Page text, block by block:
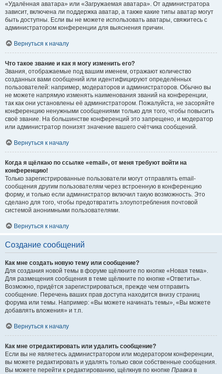
«Удалённая аватара» или «Загружаемая аватара». От администратора
зависит, включена ли поддержка аватар, а также какие типы аватар могут
быть доступны. Если вы не можете использовать аватары, свяжитесь с
администратором конференции для выяснения причин.
Вернуться к началу
Что такое звание и как я могу изменить его?
Звания, отображаемые под вашим именем, отражают количество
созданных вами сообщений или идентифицируют определённых
пользователей: например, модераторов и администраторов. Обычно вы
не можете напрямую изменять наименования званий на конференции,
так как они установлены её администратором. Пожалуйста, не засоряйте
конференцию ненужными сообщениями только для того, чтобы повысить
своё звание. На большинстве конференций это запрещено, и модератор
или администратор понизят значение вашего счётчика сообщений.
Вернуться к началу
Когда я щёлкаю по ссылке «email», от меня требуют войти на
конференцию!
Только зарегистрированные пользователи могут отправлять email-
сообщения другим пользователям через встроенную в конференцию
форму, и только если администратор включил такую возможность. Это
сделано для того, чтобы предотвратить злоупотребления почтовой
системой анонимными пользователями.
Вернуться к началу
Создание сообщений
Как мне создать новую тему или сообщение?
Для создания новой темы в форуме щёлкните по кнопке «Новая тема».
Для размещения сообщения в теме щёлкните по кнопке «Ответить».
Возможно, придётся зарегистрироваться, прежде чем отправить
сообщение. Перечень ваших прав доступа находится внизу страниц
форума или темы. Например: «Вы можете начинать темы», «Вы можете
добавлять вложения» и т.п.
Вернуться к началу
Как мне отредактировать или удалить сообщение?
Если вы не являетесь администратором или модератором конференции,
вы можете редактировать и удалять только свои собственные сообщения.
Вы можете перейти к редактированию, щёлкнув по кнопке Правка в